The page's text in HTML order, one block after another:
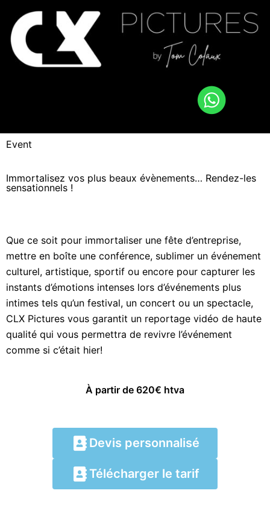
Event
Immortalisez vos plus beaux évènements… Rendez-les
sensationnels !
Que ce soit pour immortaliser une fête d’entreprise,
mettre en boîte une conférence, sublimer un événement
culturel, artistique, sportif ou encore pour capturer les
instants d’émotions intenses lors d’événements plus
intimes tels qu’un festival, un concert ou un spectacle,
CLX Pictures vous garantit un reportage vidéo de haute
qualité qui vous permettra de revivre l’événement
comme si c’était hier!
À partir de 620€ htva
Devis personnalisé
Télécharger le tarif